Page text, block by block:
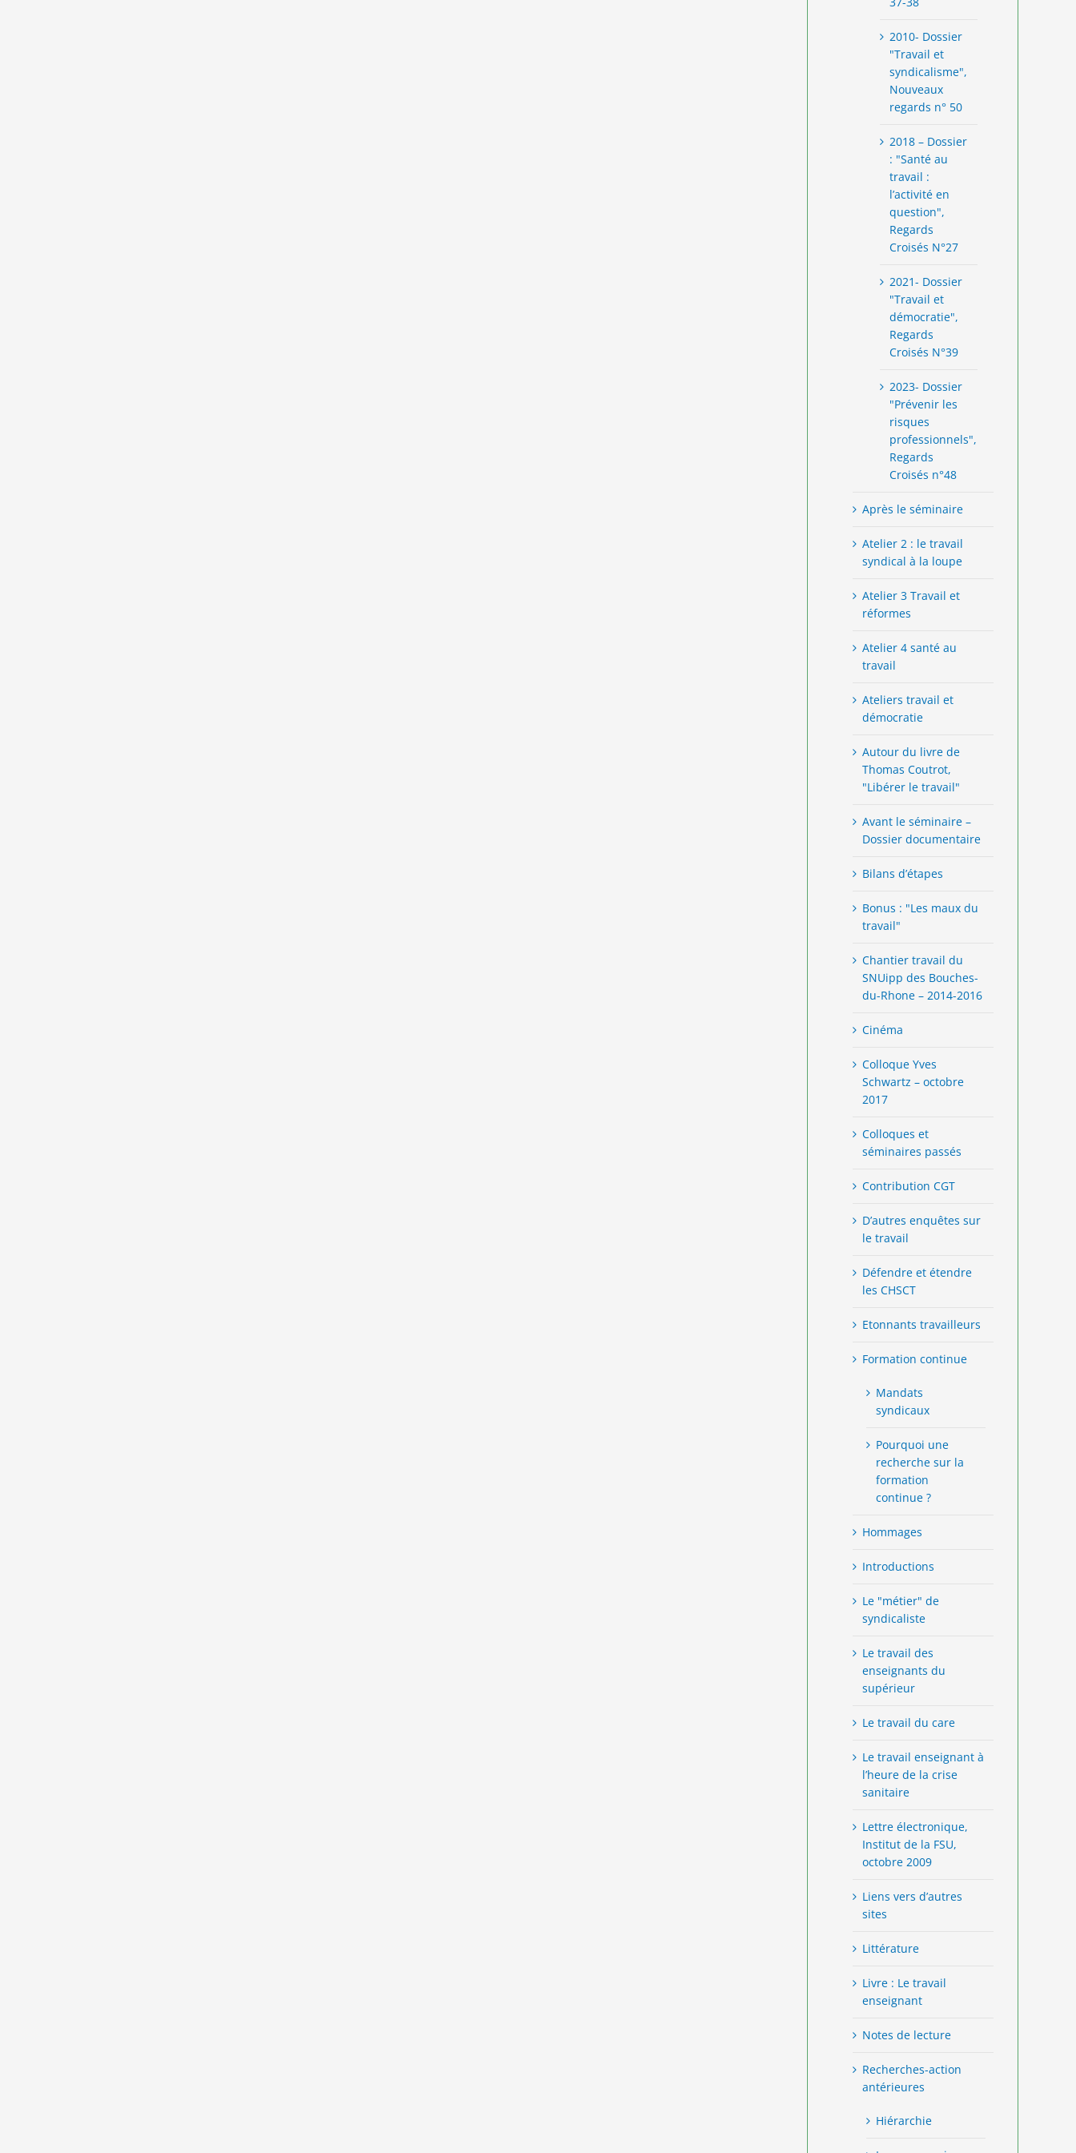
2010- Dossier
"Travail et
syndicalisme",
Nouveaux
regards n° 50
2018 – Dossier
: "Santé au
travail :
l’activité en
question",
Regards
Croisés N°27
2021- Dossier
"Travail et
démocratie",
Regards
Croisés N°39
2023- Dossier
"Prévenir les
risques
professionnels",
Regards
Croisés n°48
Après le séminaire
Atelier 2 : le travail
syndical à la loupe
Atelier 3 Travail et
réformes
Atelier 4 santé au
travail
Ateliers travail et
démocratie
Autour du livre de
Thomas Coutrot,
"Libérer le travail"
Avant le séminaire –
Dossier documentaire
Bilans d’étapes
Bonus : "Les maux du
travail"
Chantier travail du
SNUipp des Bouches-
du-Rhone – 2014-2016
Cinéma
Colloque Yves
Schwartz – octobre
2017
Colloques et
séminaires passés
Contribution CGT
D’autres enquêtes sur
le travail
Défendre et étendre
les CHSCT
Etonnants travailleurs
Formation continue
Mandats
syndicaux
Pourquoi une
recherche sur la
formation
continue ?
Hommages
Introductions
Le "métier" de
syndicaliste
Le travail des
enseignants du
supérieur
Le travail du care
Le travail enseignant à
l’heure de la crise
sanitaire
Lettre électronique,
Institut de la FSU,
octobre 2009
Liens vers d’autres
sites
Littérature
Livre : Le travail
enseignant
Notes de lecture
Recherches-action
antérieures
Hiérarchie